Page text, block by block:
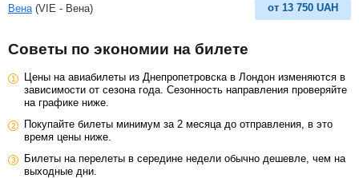
Вена (VIE - Вена) от 13 750 UAH
Советы по экономии на билете
Цены на авиабилеты из Днепропетровска в Лондон изменяются в
зависимости от сезона года. Сезонность направления проверяйте
на графике ниже.
Покупайте билеты минимум за 2 месяца до отправления, в это
время цены ниже.
Билеты на перелеты в середине недели обычно дешевле, чем на
выходные дни.